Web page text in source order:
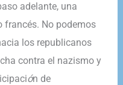
adelante, una
francés. No podemos
los republicanos
contra el nazismo y
ón de